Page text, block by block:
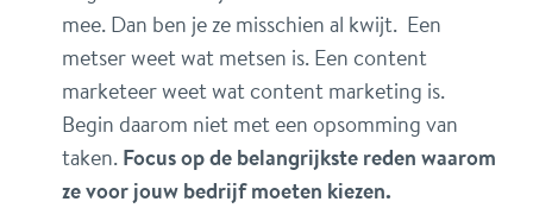
mee. Dan ben je ze misschien al kwijt. Een
metser weet wat metsen is. Een content
marketeer weet wat content marketing is.
Begin daarom niet met een opsomming van
taken.Focus op de belangrijkste reden waarom
ze voor jouw bedrijf moeten kiezen.